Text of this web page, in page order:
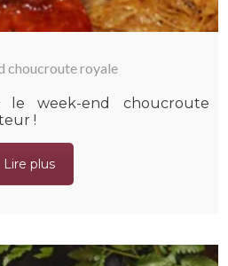
choucroute royale
le week-end choucroute
!
Lire plus